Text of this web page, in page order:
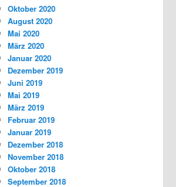
Oktober 2020
August 2020
Mai 2020
März 2020
Januar 2020
Dezember 2019
Juni 2019
Mai 2019
März 2019
Februar 2019
Januar 2019
Dezember 2018
November 2018
Oktober 2018
September 2018